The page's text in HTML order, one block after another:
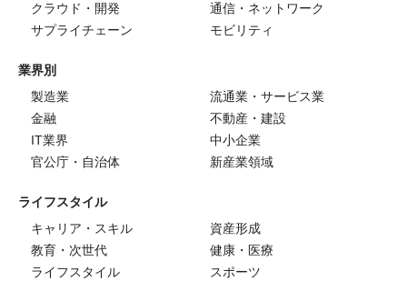
クラウド・開発
通信・ネットワーク
サプライチェーン
モビリティ
業界別
製造業
流通業・サービス業
金融
不動産・建設
IT業界
中小企業
官公庁・自治体
新産業領域
ライフスタイル
キャリア・スキル
資産形成
教育・次世代
健康・医療
ライフスタイル
スポーツ